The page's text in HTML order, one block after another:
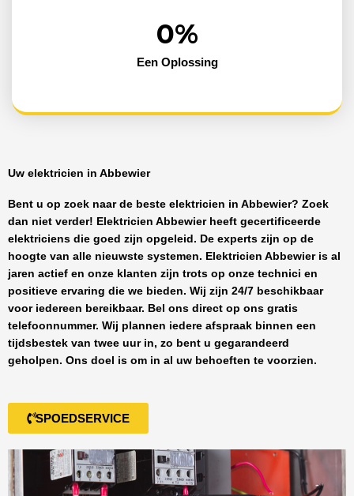
Een Oplossing
0%
Uw elektricien in Abbewier
Bent u op zoek naar de beste elektricien in Abbewier? Zoek
dan niet verder! Elektricien Abbewierheeft gecertificeerde
elektriciens die goed zijn opgeleid. De experts zijn op de
hoogte van alle nieuwste systemen. Elektricien Abbewieris al
jaren actief en onze klanten zijn trots op onze technici en
positieve ervaring die we bieden. Wij zijn 24/7 beschikbaar
voor iedereen bereikbaar. Bel ons direct op ons gratis
telefoonnummer. Wij plannen iedere afspraak binnen een
tijdsbestek van twee uur in, zo bent u gegarandeerd
geholpen. Ons doel is om in al uw behoeften te voorzien.
SPOEDSERVICE